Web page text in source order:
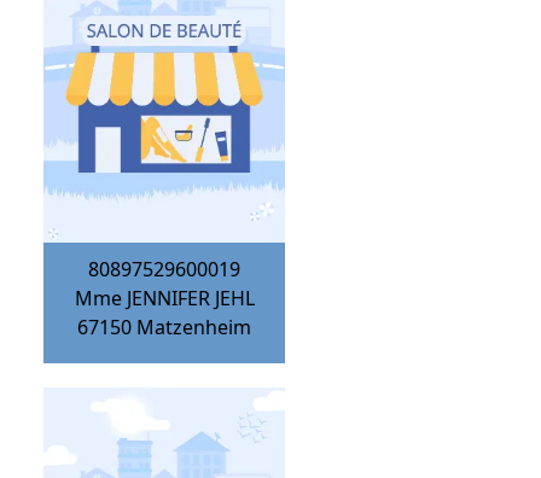
80897529600019
Mme JENNIFER JEHL
67150 Matzenheim